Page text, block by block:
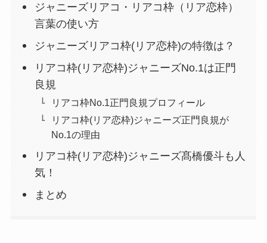
ジャニーズリアコ・リアコ枠（リア恋枠）
言葉の使い方
ジャニーズリアコ枠(リア恋枠)の特徴は？
リアコ枠(リア恋枠)ジャニーズNo.1は正門
良規
リアコ枠No.1正門良規プロフィール
リアコ枠(リア恋枠)ジャニーズ正門良規が
No.1の理由
リアコ枠(リア恋枠)ジャニーズ髙橋優斗も人
気！
まとめ